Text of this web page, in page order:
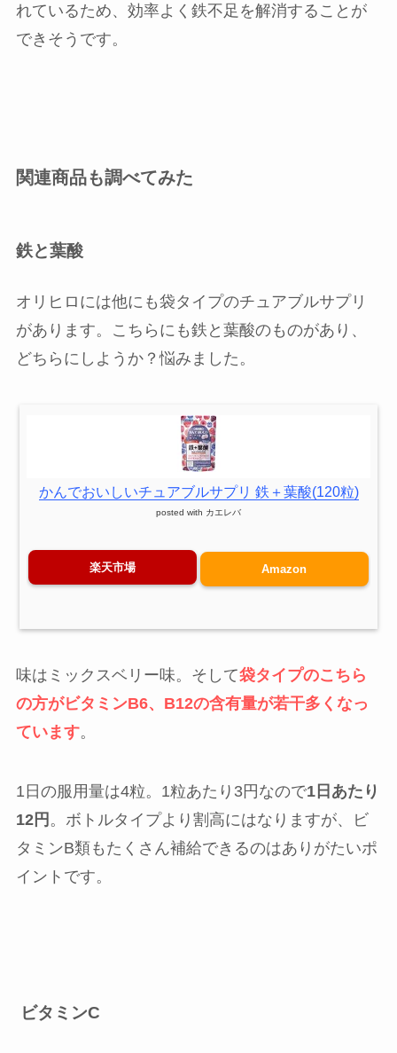
れているため、効率よく鉄不足を解消することが
できそうです。
関連商品も調べてみた
鉄と葉酸
オリヒロには他にも袋タイプのチュアブルサプリ
があります。こちらにも鉄と葉酸のものがあり、
どちらにしようか？悩みました。
かんでおいしいチュアブルサプリ 鉄＋葉酸(120粒)
posted with カエレバ
楽天市場 Amazon
味はミックスベリー味。そして袋タイプのこちら
の方がビタミンB6、B12の含有量が若干多くなっ
ています。
1日の服用量は4粒。1粒あたり3円なので1日あたり
12円 。ボトルタイプより割高にはなりますが、ビ
タミンB類もたくさん補給できるのはありがたいポ
イントです。
ビタミンC